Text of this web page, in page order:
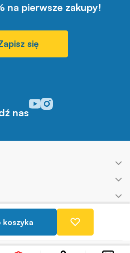
koszyka
na pierwsze zakupy!
się
nas
Odwiedź nasz profil w
Odwiedź nasz profil w